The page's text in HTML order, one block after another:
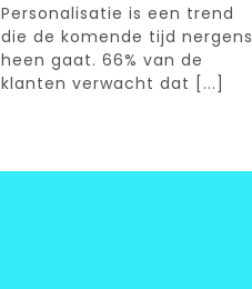
Personalisatie is een trend
die de komende tijd nergens
heen gaat. 66% van de
klanten verwacht dat [...]